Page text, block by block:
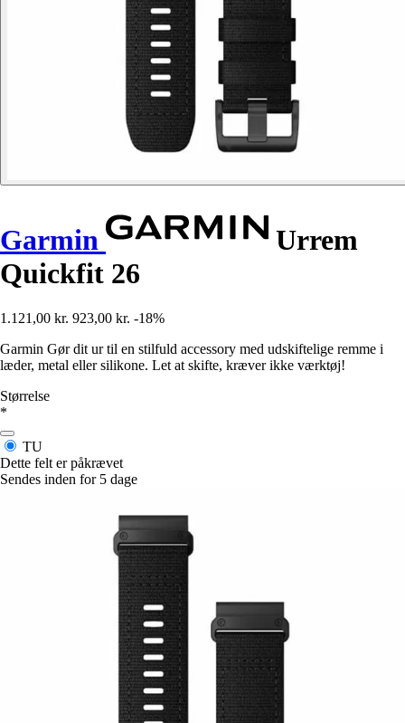
Garmin
Urrem
Quickfit 26
1.121,00 kr. 923,00 kr. -18%
Garmin Gør dit ur til en stilfuld accessory med udskiftelige remme i
læder, metal eller silikone. Let at skifte, kræver ikke værktøj!
Størrelse
*
TU
Dette felt er påkrævet
Sendes inden for 5 dage